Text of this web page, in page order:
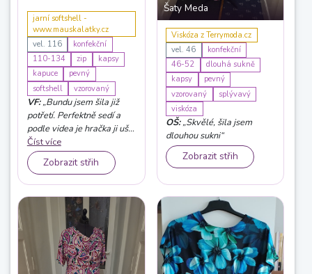
jarní softshell -
www.mauskalatky.cz
vel. 116
konfekční
110-134
zip
kapsy
kapuce
pevný
softshell
vzorovaný
VF:„Bundu jsem šila již
potřetí. Perfektně sedí a
podle videa je hračka ji ušít.
Pro tříletou vnučku jsem
zvolila náplety na rukávy.
Protože byla kapuce velká,
přidala jsem šňůrku na
stáhnutí kolem hlavy.“
Číst více
Zobrazit střih
Šaty Meda
Viskóza z Terrymoda.cz
vel. 46
konfekční
46-52
dlouhá sukně
kapsy
pevný
vzorovaný
splývavý
viskóza
OŠ:„Skvělé, šila jsem
dlouhou sukni“
Zobrazit střih